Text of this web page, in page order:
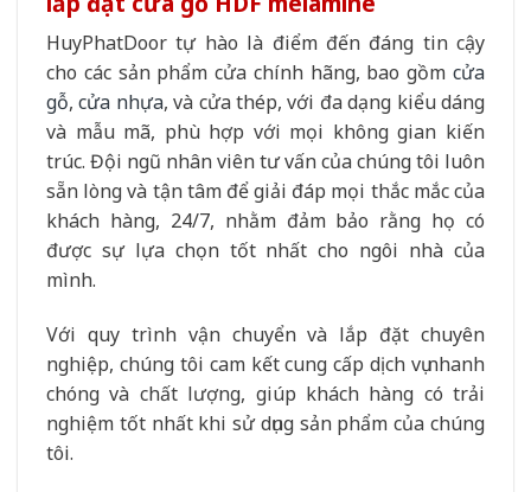
HuyPhatDoor tự hào là điểm đến đáng tin cậy
cho các sản phẩm cửa chính hãng, bao gồm cửa
gỗ,cửa nhựa, và cửa thép, với đa dạng kiểu dáng
và mẫu mã, phù hợp với mọi không gian kiến
trúc. Đội ngũ nhân viên tư vấn của chúng tôi luôn
sẵn lòng và tận tâm để giải đáp mọi thắc mắc của
khách hàng, 24/7, nhằm đảm bảo rằng họ có
được sự lựa chọn tốt nhất cho ngôi nhà của
mình.
Với quy trình vận chuyển và lắp đặt chuyên
nghiệp, chúng tôi cam kết cung cấp dịch vụ nhanh
chóng và chất lượng, giúp khách hàng có trải
nghiệm tốt nhất khi sử dụng sản phẩm của chúng
tôi.